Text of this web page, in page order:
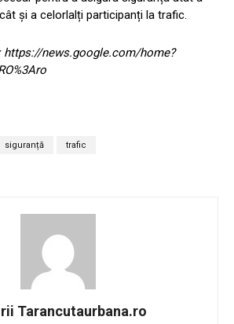
și a celorlalți participanți la trafic.
news.google.com/home?
siguranță trafic
Tarancutaurbana.ro